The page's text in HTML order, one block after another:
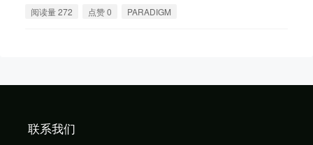
阅读量 272 点赞 0 PARADIGM
联系我们